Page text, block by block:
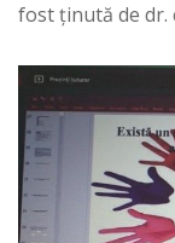
fost ținută de dr.